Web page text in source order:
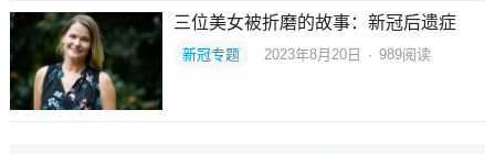
三位美女被折磨的故事：新冠后遗症
新冠专题 2023年8月20日 · 989阅读